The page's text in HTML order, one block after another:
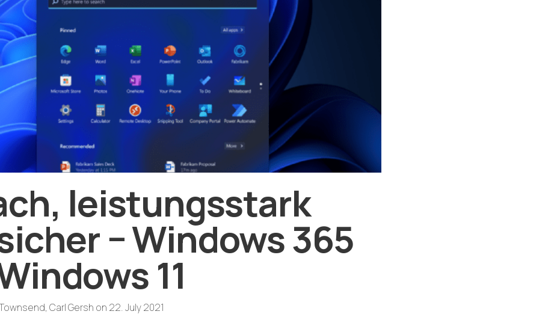
leistungsstark
− Windows 365
11
Carl Gersh on 22. July 2021